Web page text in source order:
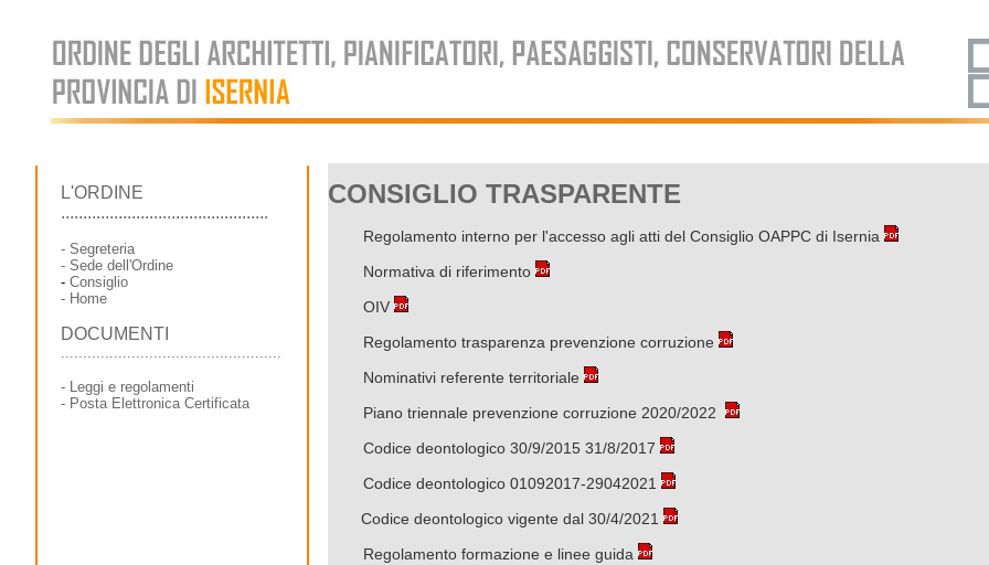
L'ORDINE
...............................................
- Segreteria
- Sede dell'Ordine
- Consiglio
- Home
DOCUMENTI
..................................................
- Leggi e regolamenti
- Posta Elettronica Certificata
CONSIGLIO TRASPARENTE
Regolamento interno per l'accesso agli atti del Consiglio OAPPC di Isernia
Normativa di riferimento
OIV
Regolamento trasparenza prevenzione corruzione
Nominativi referente territoriale
Piano triennale prevenzione corruzione 2020/2022
Codice deontologico 30/9/2015 31/8/2017
Codice deontologico 01092017-29042021
Codice deontologico vigente dal 30/4/2021
Regolamento formazione e linee guida